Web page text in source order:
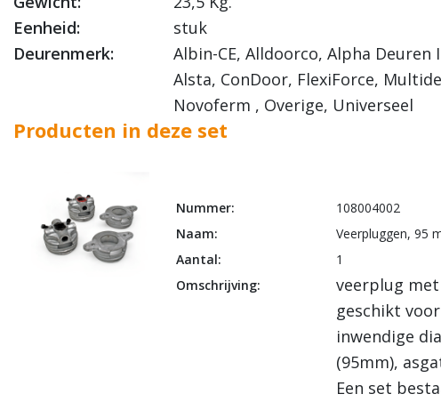
Eenheid:
stuk
Deurenmerk:
Albin-CE, Alldoorco, Alpha
Alsta, ConDoor, FlexiForce,
Novoferm , Overige, Universeel
Producten in deze set
Nummer:
108004002
Naam:
Veerpluggen, 95
Aantal:
1
Omschrijving:
veerplug
geschikt
inwendige
(95mm),
Een set